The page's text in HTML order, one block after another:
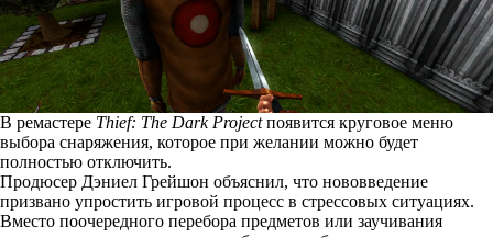
В ремастере Thief: The Dark Projectпоявится круговое меню
выбора снаряжения, которое при желании можно будет
полностью отключить.
Продюсер Дэниел Грейшон объяснил, что нововведение
призвано упростить игровой процесс в стрессовых ситуациях.
Вместо поочередного перебора предметов или заучивания